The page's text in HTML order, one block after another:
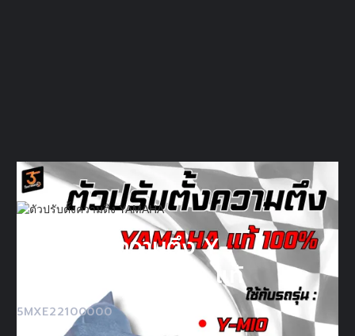
ตัวปรับตั้งความตึง Y-
MIO,FINO,NOUVO แท้
5MXE22100000